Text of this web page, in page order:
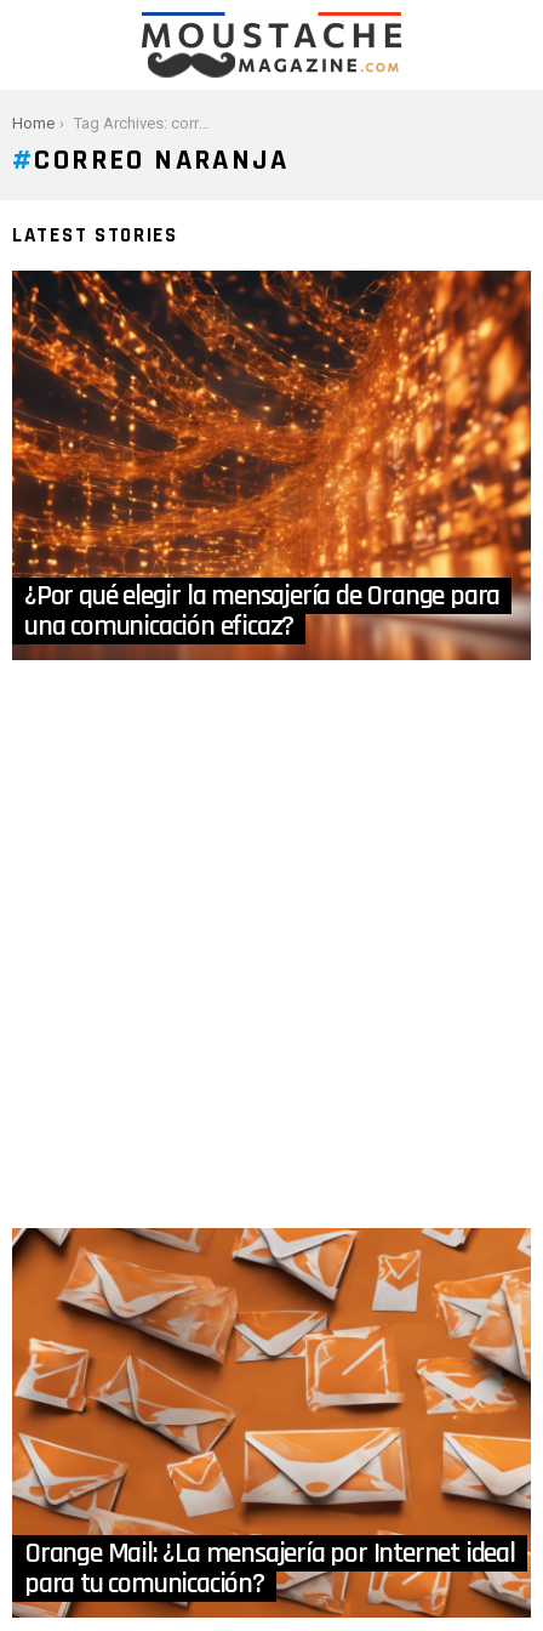
You are here:
Home Tag Archives: correo naranja
CORREO NARANJA
LATEST STORIES
¿Por qué elegir la mensajería de Orange para
una comunicación eficaz?
Orange Mail: ¿La mensajería por Internet ideal
para tu comunicación?